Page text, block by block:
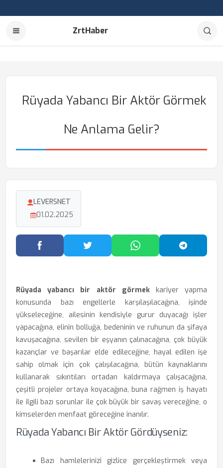
ZrtHaber
Rüyada Yabancı Bir Aktör Görmek
Ne Anlama Gelir?
LEVERSNET
01.02.2025
Facebook'ta PaylaşTwitter'da PaylaşWhatsApp'ta Paylaş
Rüyada yabancı bir aktör görmekkariyer yapma
konusunda bazı engellerle karşılaşılacağına, işinde
yükseleceğine, ailesinin kendisiyle gurur duyacağı işler
yapacağına, elinin bolluğa, bedeninin ve ruhunun da şifaya
kavuşacağına, sevilen bir eşyanın çalınacağına, çok büyük
kazançlar ve başarılar elde edileceğine, hayal edilen işe
sahip olmak için çok çalışılacağına, bütün kaynaklarını
kullanarak sıkıntıları ortadan kaldırmaya çalışacağına,
çeşitli projeler ortaya koyacağına, buna rağmen iş hayatı
ile ilgili bazı sorunlar ile çok büyük bir savaş vereceğine, o
kimselerden menfaat göreceğine inanılır.
Rüyada Yabancı Bir Aktör Gördüyseniz:
Bazı hamlelerinizi gizlice gerçekleştirmek veya